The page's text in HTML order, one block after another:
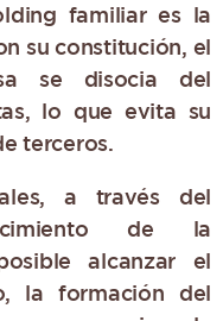
familiar es la
su constitución, el
se disocia del
lo que evita su
terceros.
a través del
de la
alcanzar el
la formación del